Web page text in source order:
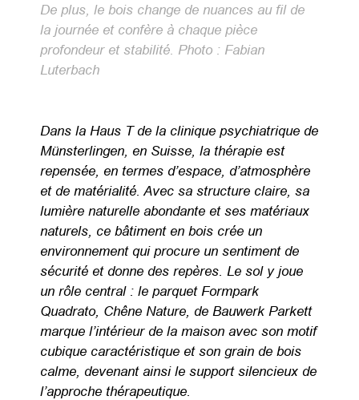
De plus, le bois change de nuances au fil de
la journée et confère à chaque pièce
profondeur et stabilité. Photo : Fabian
Luterbach
Dans la Haus T de la clinique psychiatrique de
Münsterlingen, en Suisse, la thérapie est
repensée, en termes d’espace, d’atmosphère
et de matérialité. Avec sa structure claire, sa
lumière naturelle abondante et ses matériaux
naturels, ce bâtiment en bois crée un
environnement qui procure un sentiment de
sécurité et donne des repères. Le sol y joue
un rôle central : le parquet Formpark
Quadrato, Chêne Nature, de Bauwerk Parkett
marque l’intérieur de la maison avec son motif
cubique caractéristique et son grain de bois
calme, devenant ainsi le support silencieux de
l’approche thérapeutique.